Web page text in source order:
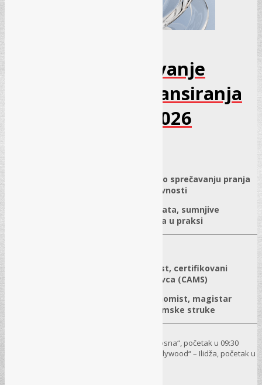
Seminar – Sprečavanje
pranja novca i finansiranja
terorizma – Maj 2026
Obaveze obveznika prema Zakonu o sprečavanju pranja
novca i finansiranja terorističkih aktivnosti
Procjena rizika, identifikacija klijenata, sumnjive
transakcije i obavezna dokumentacija u praksi
Borislav Čvoro – diplomirani ekonomist, certifikovani
specijalista za sprečavanje pranja novca (CAMS)
Aleksandar Bozalo – diplomirani ekonomist, magistar
pravnih nauka i sudski vještak ekonomske struke
– Banjaluka, Hotel „Bosna“, početak u 09:30
– Sarajevo, Hotel „Hollywood“ – Ilidža, početak u